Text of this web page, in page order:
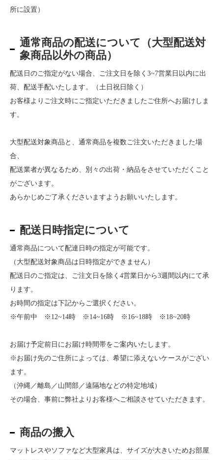
所に設置）
通常商品の配送について（大型配送対
象商品以外の商品）
配送日のご指定がない場合、ご注文日を除く3~7営業日以内に出
荷、配送手配いたします。（土日祝日除く）
お客様よりご注文時にご指定いただきましたご住所へお届けしま
す。
大型配送対象商品と、通常商品を複数ご注文いただきました場
合、
配送業者が異なるため、別々の出荷・納品をさせていただくこと
がございます。
あらかじめご了承くださいますようお願いいたします。
配送日時指定について
通常商品について配達日時の指定が可能です。
（大型配送対象商品は日時指定ができません）
配送日のご指定は、ご注文日を除く4営業日から3週間以内にて承
ります。
お時間の指定は下記からご選択ください。
※午前中 ※12~14時 ※14~16時 ※16~18時 ※18~20時
お届け予定前日にお届け時間帯をご案内いたします。
※お届け先のご住所によっては、希望に添えないケースがござい
ます。
（沖縄／離島／山間部／遠隔地などの特定地域）
その場合、事前に弊社よりお客様へご相談させていただきます。
商品の搬入
マットレスやソファなど大型家具は、サイズが大きいためお部屋